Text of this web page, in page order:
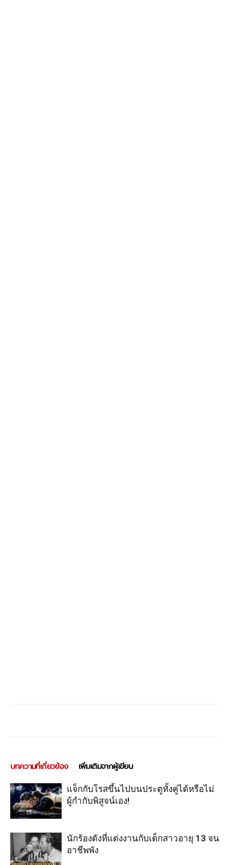
บทความที่เกี่ยวข้อง เพิ่มเติมจากผู้เขียน
แจ็กกับโรสขึ้นไปบนประตูทั้งคู่ได้หรือไม่
ผู้กำกับพิสูจน์เอง!
นักร้องดังที่แต่งงานกับเด็กสาวอายุ 13 จน
อาชีพพัง